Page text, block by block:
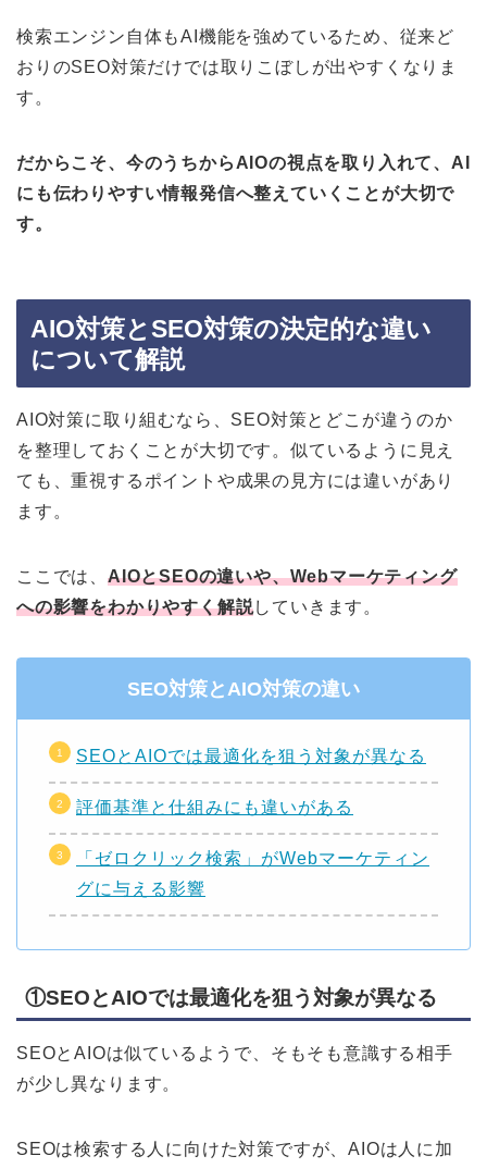
検索エンジン自体もAI機能を強めているため、従来ど
おりのSEO対策だけでは取りこぼしが出やすくなりま
す。
だからこそ、今のうちからAIOの視点を取り入れて、AI
にも伝わりやすい情報発信へ整えていくことが大切で
す。
AIO対策とSEO対策の決定的な違い
について解説
AIO対策に取り組むなら、SEO対策とどこが違うのか
を整理しておくことが大切です。似ているように見え
ても、重視するポイントや成果の見方には違いがあり
ます。
ここでは、 AIOとSEOの違いや、Webマーケティング
への影響をわかりやすく解説していきます。
SEO対策とAIO対策の違い
SEOとAIOでは最適化を狙う対象が異なる
評価基準と仕組みにも違いがある
「ゼロクリック検索」がWebマーケティン
グに与える影響
①SEOとAIOでは最適化を狙う対象が異なる
SEOとAIOは似ているようで、そもそも意識する相手
が少し異なります。
SEOは検索する人に向けた対策ですが、AIOは人に加